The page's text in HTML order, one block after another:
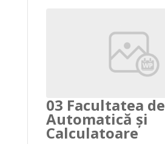
03 Facultatea de
Automatică și
Calculatoare